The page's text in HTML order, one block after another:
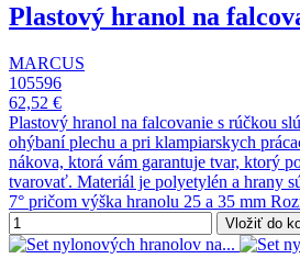
Plastový hranol na
MARCUS
105596
62,52 €
Plastový hranol na falcovanie s rúčkou
ohýbaní plechu a pri klampiarskych
nákova, ktorá vám garantuje tvar, ktorý
tvarovať. Materiál je polyetylén a hrany
7° pričom výška hranolu 25 a 35 mm
Vložiť do